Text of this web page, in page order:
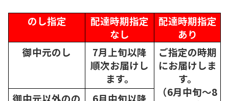
のし指定
配達時期指定
なし
配達時期指定
あり
御中元のし
7月上旬以降
順次お届けし
ます。
ご指定の時期
にお届けしま
す。
（6月中旬～8
御中元以外のの
6月中旬以降